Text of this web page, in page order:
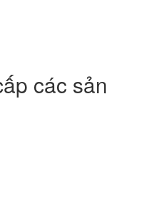
các sản